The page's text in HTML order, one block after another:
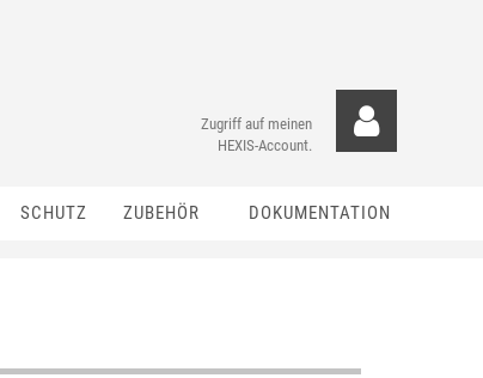
Zugriff auf meinen
HEXIS-Account.
SCHUTZ ZUBEHÖR DOKUMENTATION